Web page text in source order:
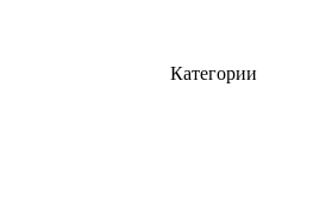
Категории